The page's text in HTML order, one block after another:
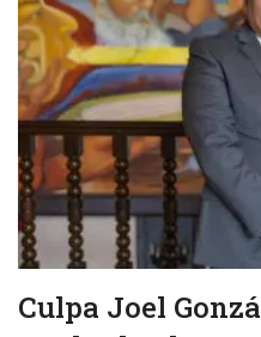
Culpa Joel